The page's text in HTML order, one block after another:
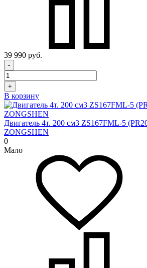
39 990 руб.
-
+
В корзину
Двигатель 4т. 200 см3 ZS167FML-5
ZONGSHEN
0
Мало